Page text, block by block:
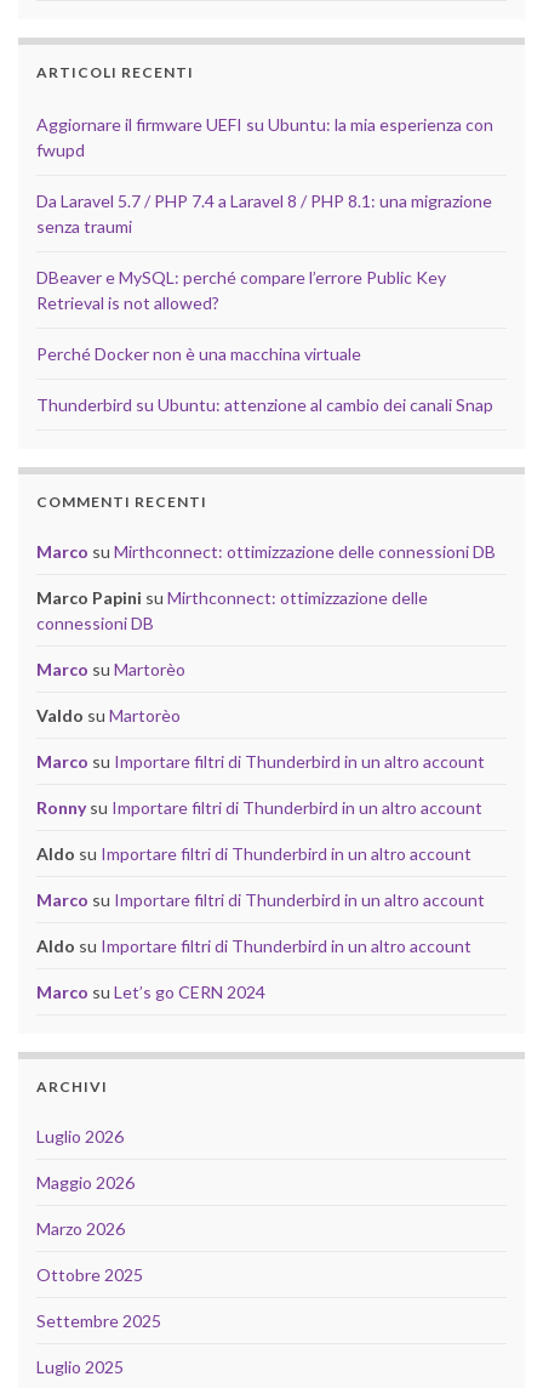
ARTICOLI RECENTI
Aggiornare il firmware UEFI su Ubuntu: la mia esperienza con
fwupd
Da Laravel 5.7 / PHP 7.4 a Laravel 8 / PHP 8.1: una migrazione
senza traumi
DBeaver e MySQL: perché compare l’errore Public Key
Retrieval is not allowed?
Perché Docker non è una macchina virtuale
Thunderbird su Ubuntu: attenzione al cambio dei canali Snap
COMMENTI RECENTI
Marco su Mirthconnect: ottimizzazione delle connessioni DB
Marco Papini su Mirthconnect: ottimizzazione delle
connessioni DB
Marco su Martorèo
Valdo su Martorèo
Marco su Importare filtri di Thunderbird in un altro account
Ronnysu Importare filtri di Thunderbird in un altro account
Aldo su Importare filtri di Thunderbird in un altro account
Marco su Importare filtri di Thunderbird in un altro account
Aldo su Importare filtri di Thunderbird in un altro account
Marco su Let’s go CERN 2024
ARCHIVI
Luglio 2026
Maggio 2026
Marzo 2026
Ottobre 2025
Settembre 2025
Luglio 2025